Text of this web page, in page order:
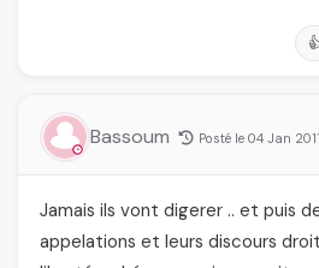
Bassoum Posté le 04 Jan
Jamais ils vont digerer .. et puis
appelations et leurs discours